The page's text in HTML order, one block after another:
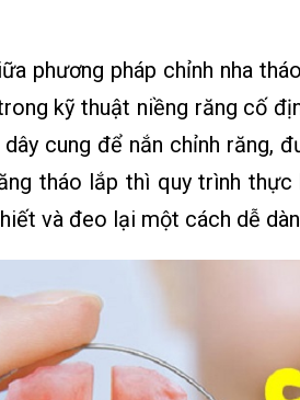
phương pháp chỉnh nha
kỹ thuật niềng răng cố
cung để nắn chỉnh răng,
tháo lắp thì quy trình
và đeo lại một cách dễ